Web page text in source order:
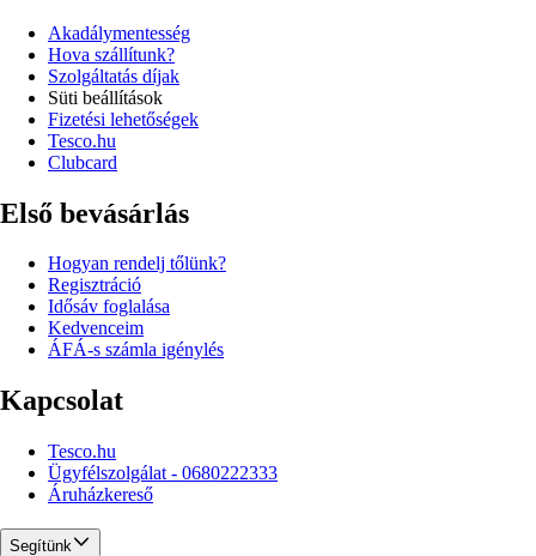
Akadálymentesség
Hova szállítunk?
Szolgáltatás díjak
Süti beállítások
Fizetési lehetőségek
Tesco.hu
Clubcard
Első bevásárlás
Hogyan rendelj tőlünk?
Regisztráció
Idősáv foglalása
Kedvenceim
ÁFÁ-s számla igénylés
Kapcsolat
Tesco.hu
Ügyfélszolgálat - 0680222333
Áruházkereső
Segítünk